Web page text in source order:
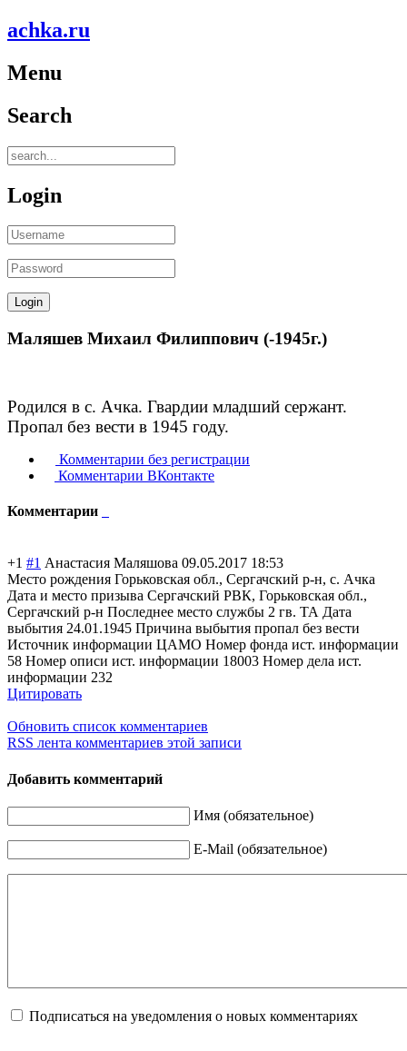
achka.ru
Menu
Search
Login
Маляшев Михаил Филиппович (-1945г.)
Родился в с. Ачка. Гвардии младший сержант.
Пропал без вести в 1945 году.
Комментарии без регистрации
Комментарии ВКонтакте
Комментарии
+1 #1 Анастасия Маляшова 09.05.2017 18:53
Место рождения Горьковская обл., Сергачский р-н, с. Ачка
Дата и место призыва Сергачский РВК, Горьковская обл.,
Сергачский р-н Последнее место службы 2 гв. ТА Дата
выбытия 24.01.1945 Причина выбытия пропал без вести
Источник информации ЦАМО Номер фонда ист. информации
58 Номер описи ист. информации 18003 Номер дела ист.
информации 232
Цитировать
Обновить список комментариев
RSS лента комментариев этой записи
Добавить комментарий
Имя (обязательное)
E-Mail (обязательное)
Подписаться на уведомления о новых комментариях